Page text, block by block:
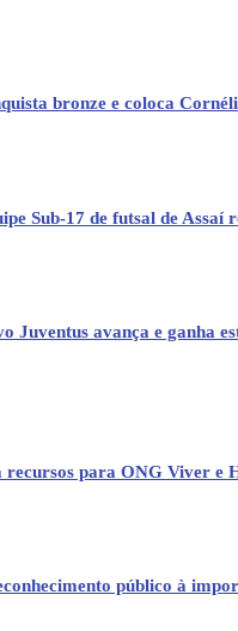
bronze e coloca
Sub-17 de futsal de Assaí
Juventus avança e ganha
recursos para ONG Viver e
público à